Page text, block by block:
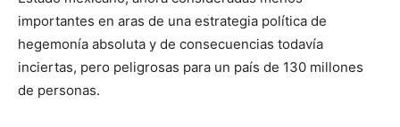
importantes en aras de una estrategia política de
hegemonía absoluta y de consecuencias todavía
inciertas, pero peligrosas para un país de 130 millones
de personas.